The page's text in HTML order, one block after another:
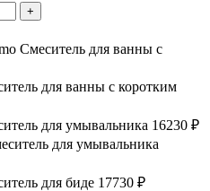
Смеситель для ванны с
для ванны с коротким
для умывальника 16230 ₽
для умывальника
для биде 17730 ₽